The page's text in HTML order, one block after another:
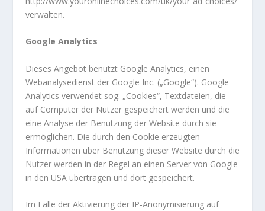
verwalten.
Google Analytics
Dieses Angebot benutzt Google Analytics, einen
Webanalysedienst der Google Inc. („Google“). Google
Analytics verwendet sog. „Cookies“, Textdateien, die
auf Computer der Nutzer gespeichert werden und die
eine Analyse der Benutzung der Website durch sie
ermöglichen. Die durch den Cookie erzeugten
Informationen über Benutzung dieser Website durch die
Nutzer werden in der Regel an einen Server von Google
in den USA übertragen und dort gespeichert.
Im Falle der Aktivierung der IP-Anonymisierung auf